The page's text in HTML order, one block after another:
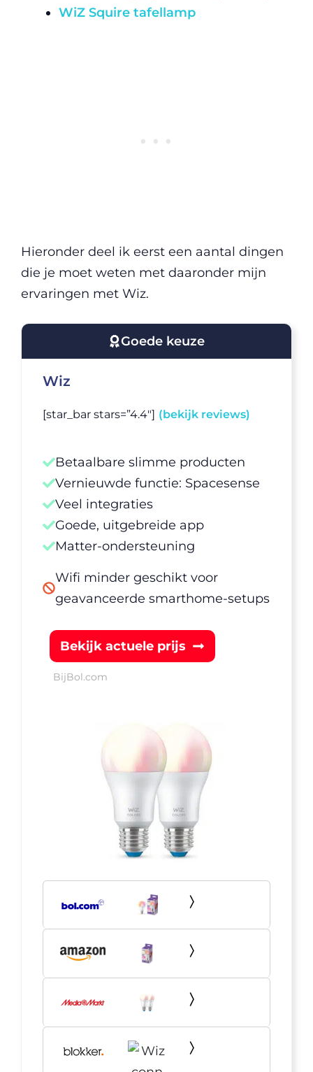
WiZ Squire tafellamp
Hieronder deel ik eerst een aantal dingen
die je moet weten met daaronder mijn
ervaringen met Wiz.
Goede keuze
Wiz
[star_bar stars=”4.4″] (bekijk reviews)
Betaalbare slimme producten
Vernieuwde functie: Spacesense
Veel integraties
Goede, uitgebreide app
Matter-ondersteuning
Wifi minder geschikt voor
geavanceerde smarthome-setups
Bekijk actuele prijs
BijBol.com